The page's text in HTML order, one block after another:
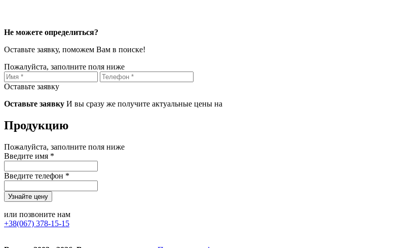
Не можете определиться?
Оставьте заявку, поможем Вам в поиске!
Пожалуйста, заполните поля ниже
Оставьте заявку
Оставьте заявку И вы сразу же получите актуальные цены на
Продукцию
Пожалуйста, заполните поля ниже
Введите имя *
Введите телефон *
или позвоните нам
+38(067) 378-15-15